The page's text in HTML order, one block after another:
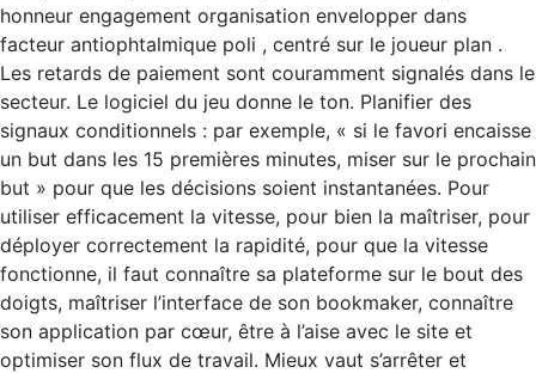
honneur engagement organisation envelopper dans
facteur antiophtalmique poli , centré sur le joueur plan .
Les retards de paiement sont couramment signalés dans le
secteur. Le logiciel du jeu donne le ton. Planifier des
signaux conditionnels : par exemple, « si le favori encaisse
un but dans les 15 premières minutes, miser sur le prochain
but » pour que les décisions soient instantanées. Pour
utiliser efficacement la vitesse, pour bien la maîtriser, pour
déployer correctement la rapidité, pour que la vitesse
fonctionne, il faut connaître sa plateforme sur le bout des
doigts, maîtriser l’interface de son bookmaker, connaître
son application par cœur, être à l’aise avec le site et
optimiser son flux de travail. Mieux vaut s’arrêter et